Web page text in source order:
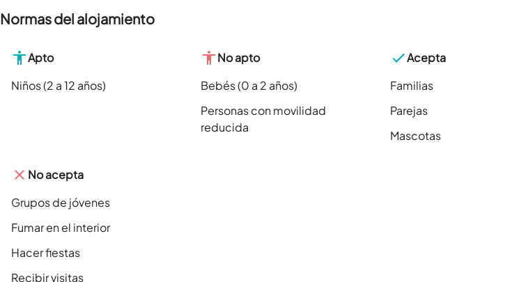
Normas del alojamiento
Apto
Niños (2 a 12 años)
No apto
Bebés (0 a 2 años)
Personas con movilidad
reducida
Acepta
Familias
Parejas
Mascotas
No acepta
Grupos de jóvenes
Fumar en el interior
Hacer fiestas
Recibir visitas